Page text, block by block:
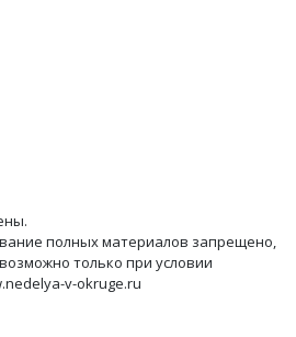
полных материалов запрещено,
только при условии
v-okruge.ru